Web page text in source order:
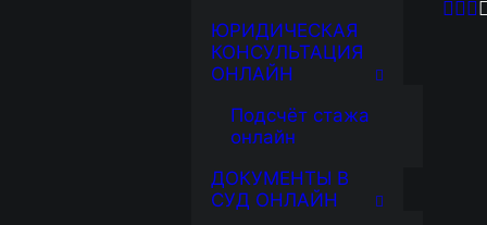
ЮРИДИЧЕСКАЯ
КОНСУЛЬТАЦИЯ
ОНЛАЙН
Подсчёт стажа
онлайн
ДОКУМЕНТЫ В
СУД ОНЛАЙН